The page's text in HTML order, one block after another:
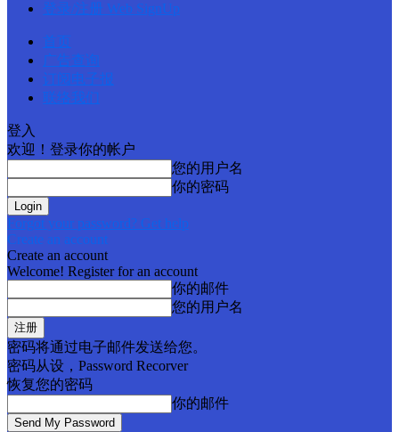
登录/注册 Web SignUp
首页
广告查询
订阅电子报
联络我们
登入
欢迎！登录你的帐户
您的用户名
你的密码
Forgot your password? Get help
Create an account
Create an account
Welcome! Register for an account
你的邮件
您的用户名
密码将通过电子邮件发送给您。
密码从设，Password Recorver
恢复您的密码
你的邮件